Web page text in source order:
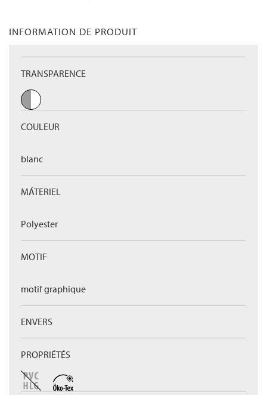
INFORMATION DE PRODUIT
TRANSPARENCE
COULEUR
blanc
MÁTERIEL
Polyester
MOTIF
motif graphique
ENVERS
PROPRIÉTÉS